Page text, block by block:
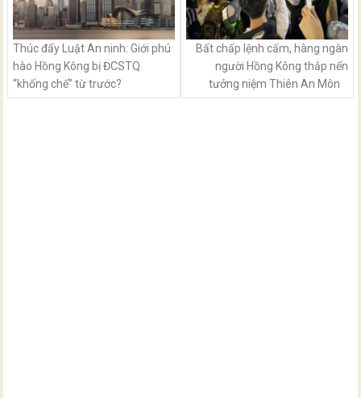
Thúc đẩy Luật An ninh: Giới phú
hào Hồng Kông bị ĐCSTQ
“khống chế” từ trước?
Bất chấp lệnh cấm, hàng ngàn
người Hồng Kông thắp nến
tưởng niệm Thiên An Môn